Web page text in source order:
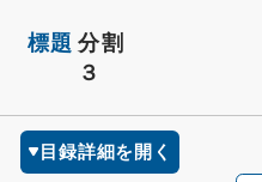
標題 分割
３
目録詳細を開く